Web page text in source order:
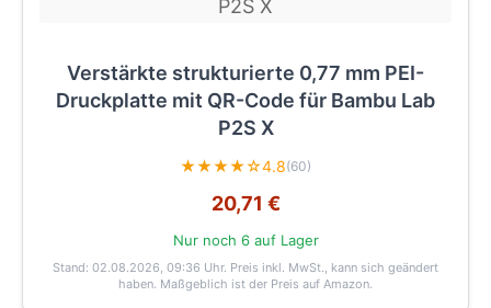
Verstärkte strukturierte 0,77 mm PEI-
Druckplatte mit QR-Code für Bambu Lab
P2S X
★★★★☆4.8(60)
20,71 €
Nur noch 6 auf Lager
Stand: 02.08.2026, 09:36 Uhr. Preis inkl. MwSt., kann sich geändert
haben. Maßgeblich ist der Preis auf Amazon.